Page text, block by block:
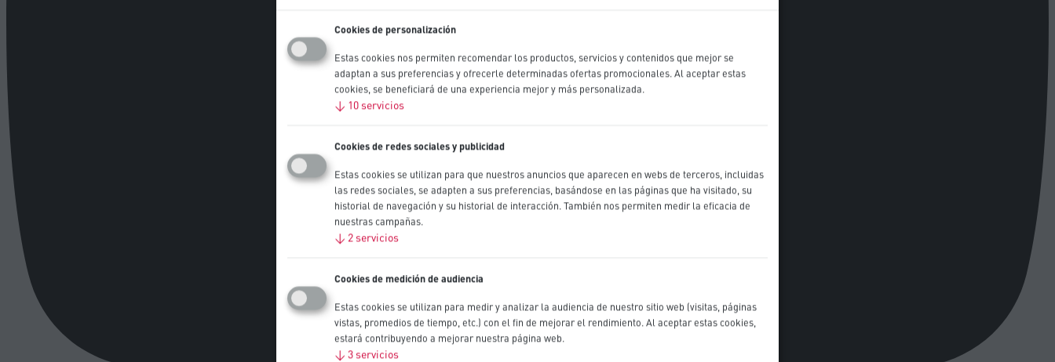
Cookies de personalización
Estas cookies nos permiten recomendar los productos, servicios y contenidos que mejor se
adaptan a sus preferencias y ofrecerle determinadas ofertas promocionales. Al aceptar estas
cookies, se beneficiará de una experiencia mejor y más personalizada.
↓ 10 servicios
Cookies de redes sociales y publicidad
Estas cookies se utilizan para que nuestros anuncios que aparecen en webs de terceros, incluidas
las redes sociales, se adapten a sus preferencias, basándose en las páginas que ha visitado, su
historial de navegación y su historial de interacción. También nos permiten medir la eficacia de
nuestras campañas.
↓ 2 servicios
Cookies de medición de audiencia
Estas cookies se utilizan para medir y analizar la audiencia de nuestro sitio web (visitas, páginas
vistas, promedios de tiempo, etc.) con el fin de mejorar el rendimiento. Al aceptar estas cookies,
estará contribuyendo a mejorar nuestra página web.
↓ 3 servicios